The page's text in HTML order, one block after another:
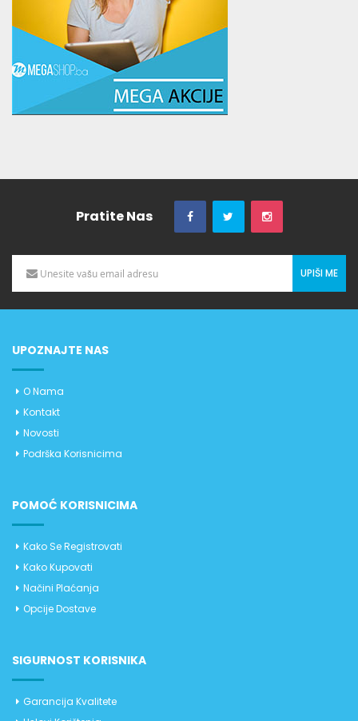
Pratite Nas
UPIŠI ME
UPOZNAJTE NAS
O Nama
Kontakt
Novosti
Podrška Korisnicima
POMOĆ KORISNICIMA
Kako Se Registrovati
Kako Kupovati
Načini Plaćanja
Opcije Dostave
SIGURNOST KORISNIKA
Garancija Kvalitete